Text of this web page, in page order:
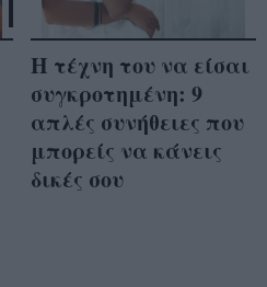
Η τέχνη του να είσαι
συγκροτημένη: 9
απλές συνήθειες που
μπορείς να κάνεις
δικές σου